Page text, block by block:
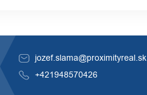
jozef.slama@proximityreal.sk
+421948570426